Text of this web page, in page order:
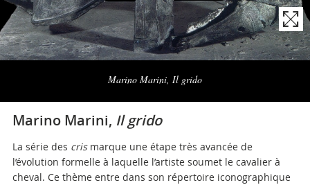
Marino Marini, Il grido
Naviga
Marino Marini, Il grido
La série des crismarque une étape très avancée de
l’évolution formelle à laquelle l’artiste soumet le cavalier à
cheval. Ce thème entre dans son répertoire iconographique